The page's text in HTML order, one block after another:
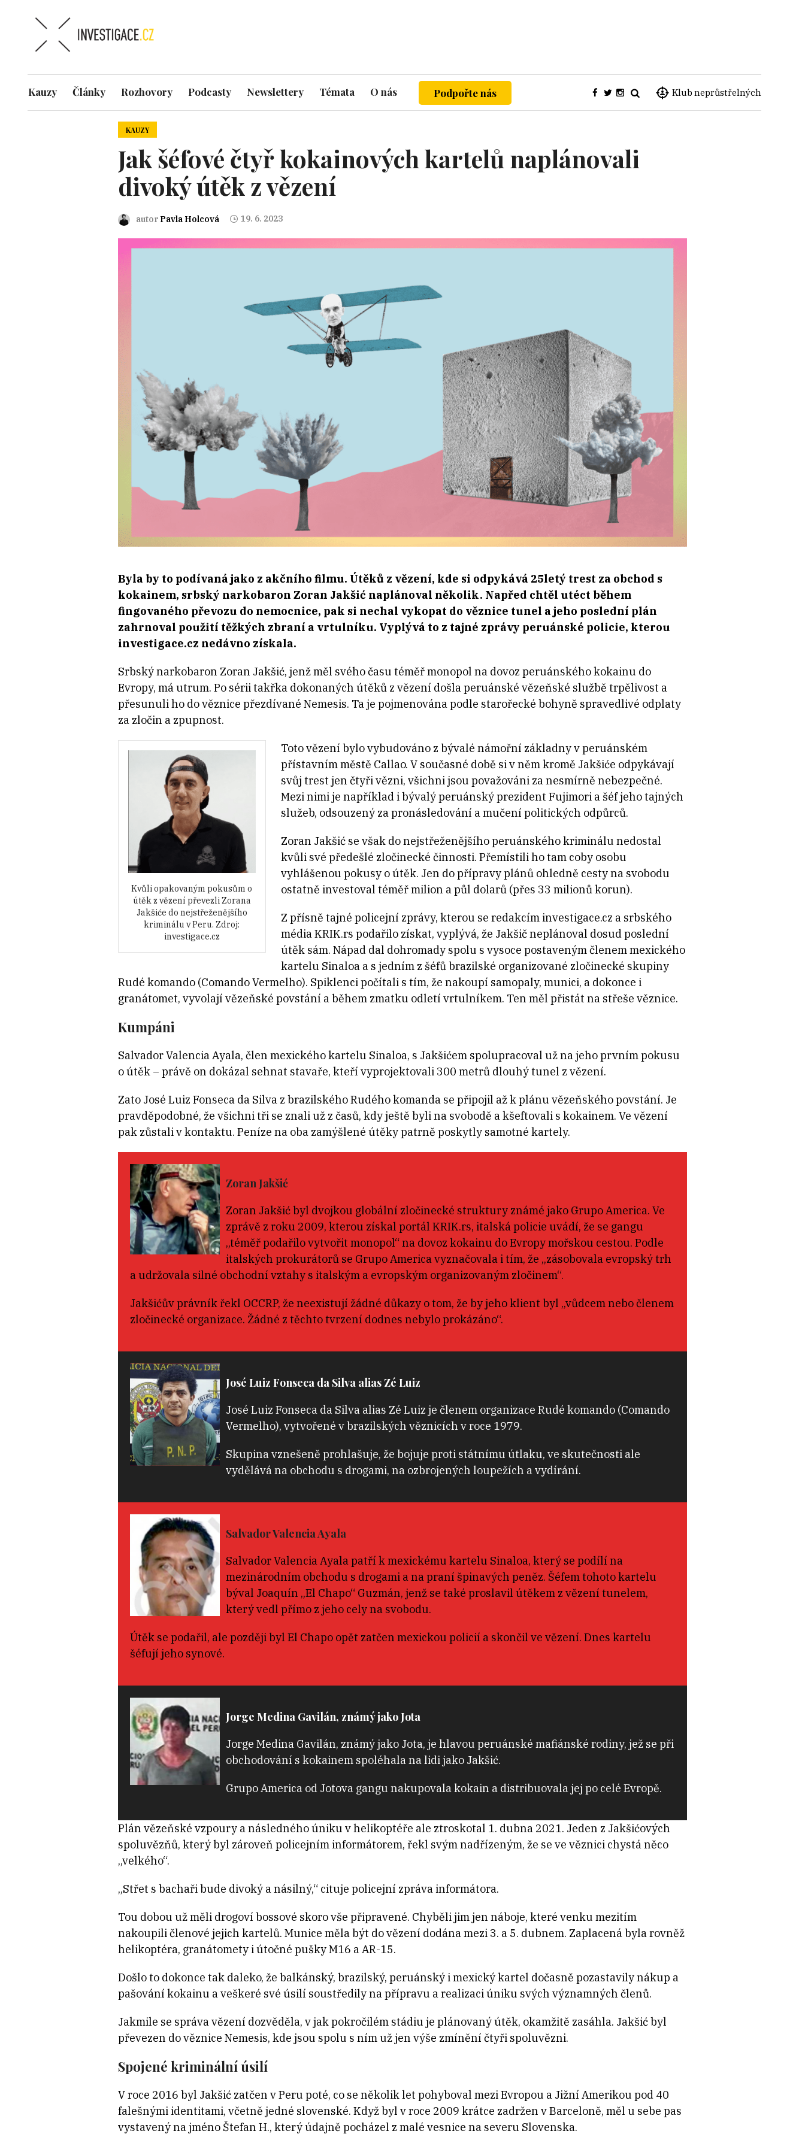
Klub neprůstřelných
Kauzy Články Rozhovory Podcasty Newslettery Témata O nás Podpořte nás
KAUZY
Jak šéfové čtyř kokainových kartelů naplánovali
divoký útěk z vězení
autor Pavla Holcová 19. 6. 2023
Byla by to podívaná jako z akčního filmu. Útěků z vězení, kde si odpykává 25letý trest za obchod s
kokainem, srbský narkobaron Zoran Jakšić naplánoval několik. Napřed chtěl utéct během
fingovaného převozu do nemocnice, pak si nechal vykopat do věznice tunel a jeho poslední plán
zahrnoval použití těžkých zbraní a vrtulníku. Vyplývá to z tajné zprávy peruánské policie, kterou
investigace.cz nedávno získala.
Srbský narkobaron Zoran Jakšić, jenž měl svého času téměř monopol na dovoz peruánského kokainu do
Evropy, má utrum. Po sérii takřka dokonaných útěků z vězení došla peruánské vězeňské službě trpělivost a
přesunuli ho do věznice přezdívané Nemesis. Ta je pojmenována podle starořecké bohyně spravedlivé odplaty
za zločin a zpupnost.
Kvůli opakovaným pokusům o
útěk z vězení převezli Zorana
Jakšiće do nejstřeženějšího
kriminálu v Peru. Zdroj:
investigace.cz
Toto vězení bylo vybudováno z bývalé námořní základny v peruánském
přístavním městě Callao. V současné době si v něm kromě Jakšiće odpykávají
svůj trest jen čtyři vězni, všichni jsou považováni za nesmírně nebezpečné.
Mezi nimi je například i bývalý peruánský prezident Fujimori a šéf jeho tajných
služeb, odsouzený za pronásledování a mučení politických odpůrců.
Zoran Jakšić se však do nejstřeženějšího peruánského kriminálu nedostal
kvůli své předešlé zločinecké činnosti. Přemístili ho tam coby osobu
vyhlášenou pokusy o útěk. Jen do přípravy plánů ohledně cesty na svobodu
ostatně investoval téměř milion a půl dolarů (přes 33 milionů korun).
Z přísně tajné policejní zprávy, kterou se redakcím investigace.cz a srbského
média KRIK.rs podařilo získat, vyplývá, že Jakšič neplánoval dosud poslední
útěk sám. Nápad dal dohromady spolu s vysoce postaveným členem mexického
kartelu Sinaloa a s jedním z šéfů brazilské organizované zločinecké skupiny
Rudé komando (Comando Vermelho). Spiklenci počítali s tím, že nakoupí samopaly, munici, a dokonce i
granátomet, vyvolají vězeňské povstání a během zmatku odletí vrtulníkem. Ten měl přistát na střeše věznice.
Kumpáni
Salvador Valencia Ayala, člen mexického kartelu Sinaloa, s Jakšićem spolupracoval už na jeho prvním pokusu
o útěk – právě on dokázal sehnat stavaře, kteří vyprojektovali 300 metrů dlouhý tunel z vězení.
Zato José Luiz Fonseca da Silva z brazilského Rudého komanda se připojil až k plánu vězeňského povstání. Je
pravděpodobné, že všichni tři se znali už z časů, kdy ještě byli na svobodě a kšeftovali s kokainem. Ve vězení
pak zůstali v kontaktu. Peníze na oba zamýšlené útěky patrně poskytly samotné kartely.
Zoran Jakšić
Zoran Jakšić byl dvojkou globální zločinecké struktury známé jako Grupo America. Ve
zprávě z roku 2009, kterou získal portál KRIK.rs, italská policie uvádí, že se gangu
„téměř podařilo vytvořit monopol“ na dovoz kokainu do Evropy mořskou cestou. Podle
italských prokurátorů se Grupo America vyznačovala i tím, že „zásobovala evropský trh
a udržovala silné obchodní vztahy s italským a evropským organizovaným zločinem“.
Jakšićův právník řekl OCCRP, že neexistují žádné důkazy o tom, že by jeho klient byl „vůdcem nebo členem
zločinecké organizace. Žádné z těchto tvrzení dodnes nebylo prokázáno“.
José Luiz Fonseca da Silva alias Zé Luiz
José Luiz Fonseca da Silva alias Zé Luiz je členem organizace Rudé komando (Comando
Vermelho), vytvořené v brazilských věznicích v roce 1979.
Skupina vznešeně prohlašuje, že bojuje proti státnímu útlaku, ve skutečnosti ale
vydělává na obchodu s drogami, na ozbrojených loupežích a vydírání.
Salvador Valencia Ayala
Salvador Valencia Ayala patří k mexickému kartelu Sinaloa, který se podílí na
mezinárodním obchodu s drogami a na praní špinavých peněz. Šéfem tohoto kartelu
býval Joaquín „El Chapo“ Guzmán, jenž se také proslavil útěkem z vězení tunelem,
který vedl přímo z jeho cely na svobodu.
Útěk se podařil, ale později byl El Chapo opět zatčen mexickou policií a skončil ve vězení. Dnes kartelu
šéfují jeho synové.
Jorge Medina Gavilán, známý jako Jota
Jorge Medina Gavilán, známý jako Jota, je hlavou peruánské mafiánské rodiny, jež se při
obchodování s kokainem spoléhala na lidi jako Jakšić.
Grupo America od Jotova gangu nakupovala kokain a distribuovala jej po celé Evropě.
Plán vězeňské vzpoury a následného úniku v helikoptéře ale ztroskotal 1. dubna 2021. Jeden z Jakšićových
spoluvězňů, který byl zároveň policejním informátorem, řekl svým nadřízeným, že se ve věznici chystá něco
„velkého“.
„Střet s bachaři bude divoký a násilný,“ cituje policejní zpráva informátora.
Tou dobou už měli drogoví bossové skoro vše připravené. Chyběli jim jen náboje, které venku mezitím
nakoupili členové jejich kartelů. Munice měla být do vězení dodána mezi 3. a 5. dubnem. Zaplacená byla rovněž
helikoptéra, granátomety i útočné pušky M16 a AR-15.
Došlo to dokonce tak daleko, že balkánský, brazilský, peruánský i mexický kartel dočasně pozastavily nákup a
pašování kokainu a veškeré své úsilí soustředily na přípravu a realizaci úniku svých významných členů.
Jakmile se správa vězení dozvěděla, v jak pokročilém stádiu je plánovaný útěk, okamžitě zasáhla. Jakšić byl
převezen do věznice Nemesis, kde jsou spolu s ním už jen výše zmínění čtyři spoluvězni.
Spojené kriminální úsilí
V roce 2016 byl Jakšić zatčen v Peru poté, co se několik let pohyboval mezi Evropou a Jižní Amerikou pod 40
falešnými identitami, včetně jedné slovenské. Když byl v roce 2009 krátce zadržen v Barceloně, měl u sebe pas
vystavený na jméno Štefan H., který údajně pocházel z malé vesnice na severu Slovenska.